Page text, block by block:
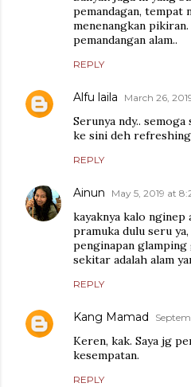
pemandagan, tempat
menenangkan
pemandangan alam..
REPLY
Alfu laila March 26,
Serunya ndy..
ke sini deh
REPLY
Ainun May 5, 2019 at
kayaknya kalo nginep
pramuka dulu seru
penginapan glamping
sekitar adalah alam
REPLY
Kang Mamad
Keren, kak. Saya jg
kesempatan.
REPLY